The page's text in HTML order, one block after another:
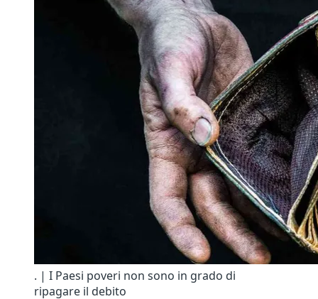
. | I Paesi poveri non sono in grado di
ripagare il debito